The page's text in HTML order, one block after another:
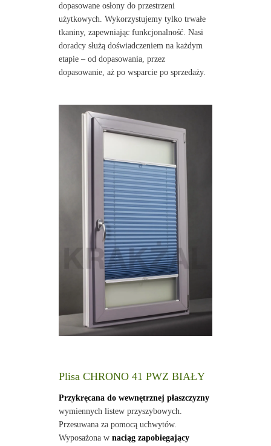
dopasowane osłony do przestrzeni
użytkowych. Wykorzystujemy tylko trwałe
tkaniny, zapewniając funkcjonalność. Nasi
doradcy służą doświadczeniem na każdym
etapie – od dopasowania, przez
dopasowanie, aż po wsparcie po sprzedaży.
Plisa CHRONO 41 PWZ BIAŁY
Przykręcana do wewnętrznej płaszczyzny
wymiennych listew przyszybowych.
Przesuwana za pomocą uchwytów.
Wyposażona w naciąg zapobiegający